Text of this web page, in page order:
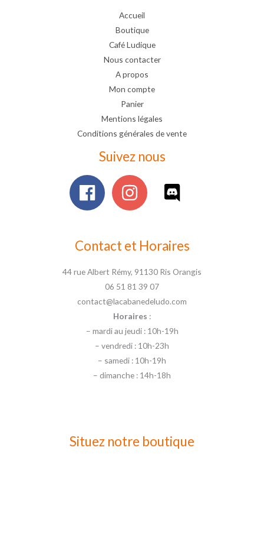
Accueil
Boutique
Café Ludique
Nous contacter
A propos
Mon compte
Panier
Mentions légales
Conditions générales de vente
Suivez nous
Contact et Horaires
44 rue Albert Rémy, 91130 Ris Orangis
06 51 81 39 07
contact@lacabanedeludo.com
Horaires :
– mardi au jeudi : 10h-19h
– vendredi : 10h-23h
– samedi : 10h-19h
– dimanche : 14h-18h
Situez notre boutique